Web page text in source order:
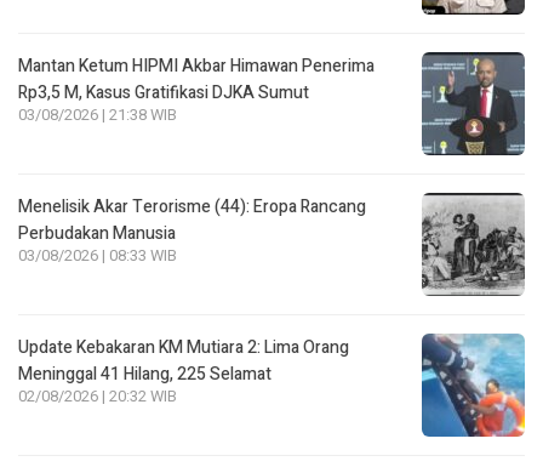
Mantan Ketum HIPMI Akbar Himawan Penerima
Rp3,5 M, Kasus Gratifikasi DJKA Sumut
03/08/2026 | 21:38 WIB
Menelisik Akar Terorisme (44): Eropa Rancang
Perbudakan Manusia
03/08/2026 | 08:33 WIB
Update Kebakaran KM Mutiara 2: Lima Orang
Meninggal 41 Hilang, 225 Selamat
02/08/2026 | 20:32 WIB